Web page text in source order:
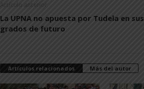
Artículo anterior
La UPNA no apuesta por Tudela en sus
grados de futuro
Artículos relacionados Más del autor